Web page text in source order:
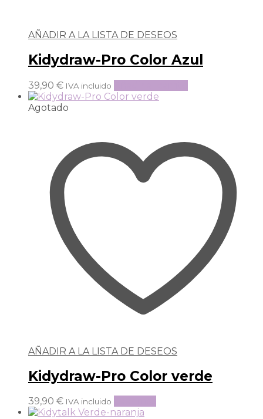
AÑADIR A LA LISTA DE DESEOS
Kidydraw-Pro Color Azul
39,90 € IVA incluido
Agotado
AÑADIR A LA LISTA DE DESEOS
Kidydraw-Pro Color verde
39,90 € IVA incluido